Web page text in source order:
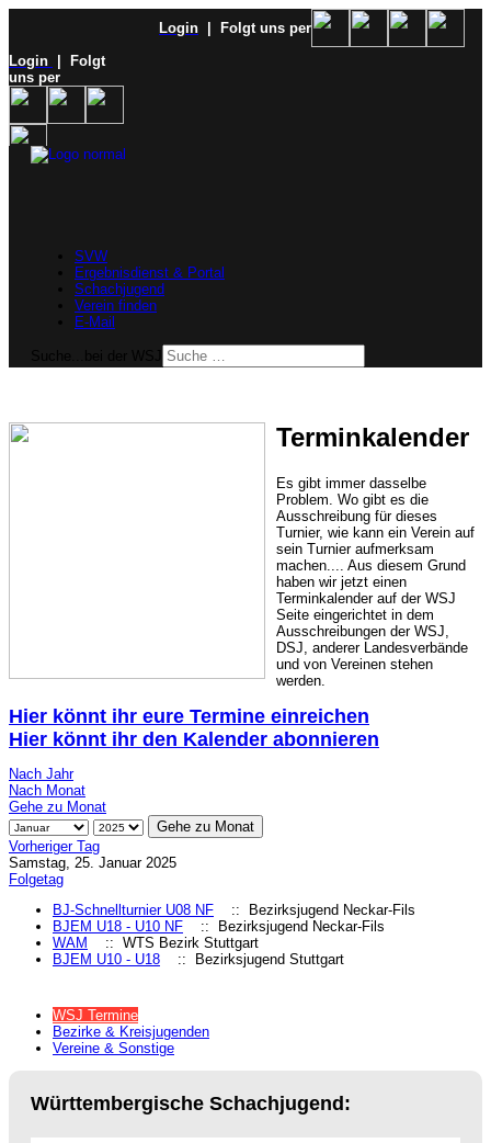
Login
| Folgt uns per
Login
| Folgt
uns per
SVW
Ergebnisdienst & Portal
Schachjugend
Verein finden
E-Mail
Terminkalender
Es gibt immer dasselbe
Problem. Wo gibt es die
Ausschreibung für dieses
Turnier, wie kann ein Verein auf
sein Turnier aufmerksam
machen.... Aus diesem Grund
haben wir jetzt einen
Terminkalender auf der WSJ
Seite eingerichtet in dem
Ausschreibungen der WSJ,
DSJ, anderer Landesverbände
und von Vereinen stehen
werden.
Hier könnt ihr eure Termine einreichen
Hier könnt ihr den Kalender abonnieren
Nach Jahr
Nach Monat
Gehe zu Monat
Gehe zu Monat
Vorheriger Tag
Samstag, 25. Januar 2025
Folgetag
BJ-Schnellturnier U08 NF
:: Bezirksjugend Neckar-Fils
BJEM U18 - U10 NF
:: Bezirksjugend Neckar-Fils
WAM
:: WTS Bezirk Stuttgart
BJEM U10 - U18
:: Bezirksjugend Stuttgart
WSJ Termine
Bezirke & Kreisjugenden
Vereine & Sonstige
Württembergische Schachjugend: